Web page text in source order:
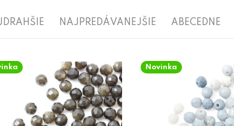
NAJPREDÁVANEJŠIE ABECEDNE
Novinka